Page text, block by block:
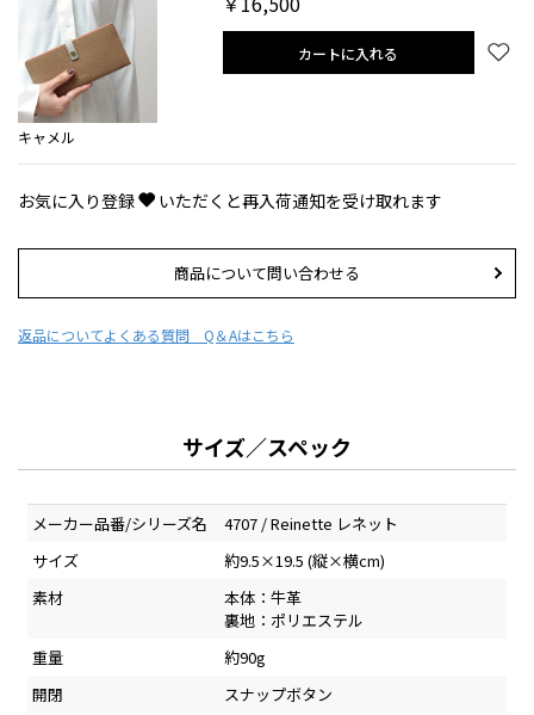
キャメル
カートに入れる
お気に入り登録 いただくと再入荷通知を受け取れます
商品について問い合わせる
返品についてよくある質問 Q＆Aはこちら
サイズ／スペック
メーカー品番/シリーズ名
4707 / Reinette レネット
サイズ
約9.5×19.5 (縦×横cm)
素材
本体：牛革
裏地：ポリエステル
重量
約90g
開閉
スナップボタン